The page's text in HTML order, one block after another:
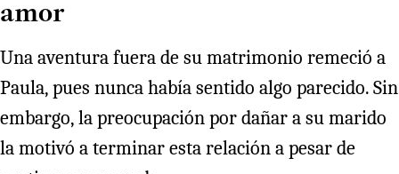
amor
Una aventura fuera de su matrimonio remeció a
Paula, pues nunca había sentido algo parecido. Sin
embargo, la preocupación por dañar a su marido
la motivó a terminar esta relación a pesar de